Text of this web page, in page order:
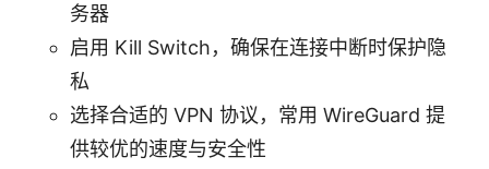
务器
启用 Kill Switch，确保在连接中断时保护隐
私
选择合适的 VPN 协议，常用 WireGuard 提
供较优的速度与安全性